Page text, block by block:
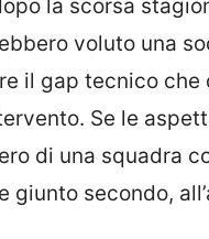
la scorsa
voluto una
il gap tecnico che
Se le
di una squadra
giunto secondo,